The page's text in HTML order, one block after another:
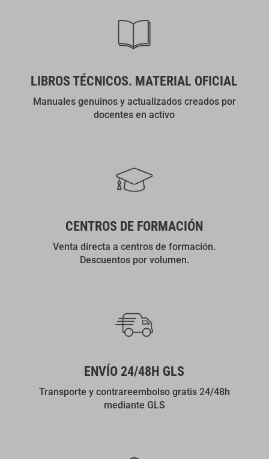
LIBROS TÉCNICOS. MATERIAL OFICIAL
Manuales genuinos y actualizados creados por
docentes en activo
CENTROS DE FORMACIÓN
Venta directa a centros de formación.
Descuentos por volumen.
ENVÍO 24/48H GLS
Transporte y contrareembolso gratis 24/48h
mediante GLS